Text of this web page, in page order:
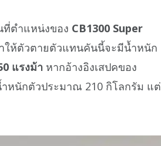
ที่ตำแหน่งของ CB1300 Super
ให้ตัวตายตัวแทนคันนี้จะมีน้ำหนัก
แรงม้า หากอ้างอิงเสปคของ
หนักตัวประมาณ 210 กิโลกรัม แต่